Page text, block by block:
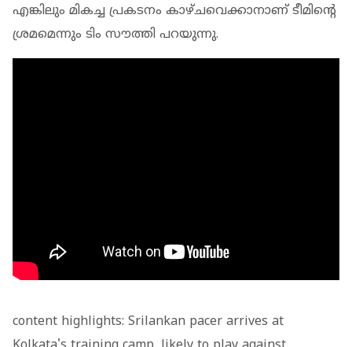
എങ്കിലും മികച്ച പ്രകടനം കാഴ്ചവെക്കാനാണ് ടീമിന്റെ
ശ്രമമെന്നും ടിം സൗത്തി പറയുന്നു.
content highlights: Srilankan pacer arrives at